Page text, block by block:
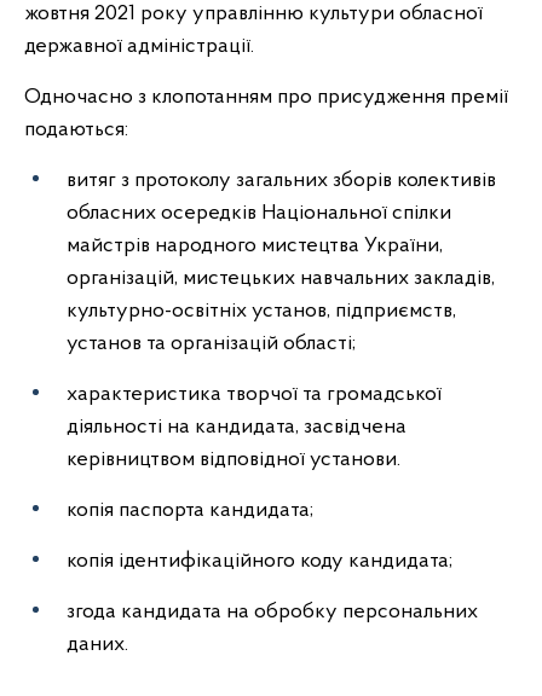
жовтня 2021 року управлінню культури обласної
державної адміністрації.
Одночасно з клопотанням про присудження премії
подаються:
витяг з протоколу загальних зборів колективів
обласних осередків Національної спілки
майстрів народного мистецтва України,
організацій, мистецьких навчальних закладів,
культурно-освітніх установ, підприємств,
установ та організацій області;
характеристика творчої та громадської
діяльності на кандидата, засвідчена
керівництвом відповідної установи.
копія паспорта кандидата;
копія ідентифікаційного коду кандидата;
згода кандидата на обробку персональних
даних.